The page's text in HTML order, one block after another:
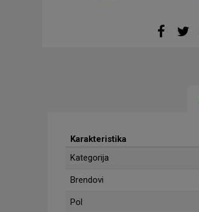
Karakteristika
Kategorija
Brendovi
Pol